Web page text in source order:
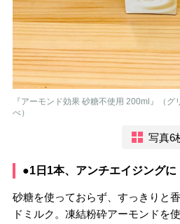
『アーモンド効果 砂糖不使用 200ml』（
べ）
写真6
●1日1本、アンチエイジングに
砂糖を使っておらず、すっきりと
ドミルク。凍結粉砕アーモンドを